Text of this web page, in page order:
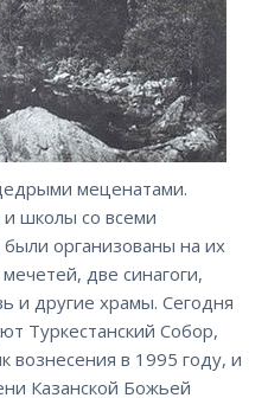
меценатами.
школы со всеми
организованы на их
две синагоги,
и другие храмы. Сегодня
Туркестанский Собор,
вознесения в 1995 году, и
Казанской Божьей